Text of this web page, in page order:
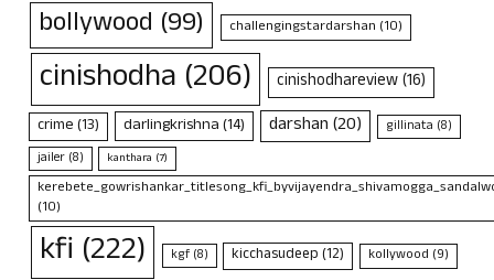
bollywood (99) challengingstardarshan (10)
cinishodha (206) cinishodhareview(16)
crime(13) darlingkrishna(14) darshan(20) gillinata (8)
jailer (8) kanthara (7)
(10)
kfi (222) kgf(8) kicchasudeep(12) kollywood (9)